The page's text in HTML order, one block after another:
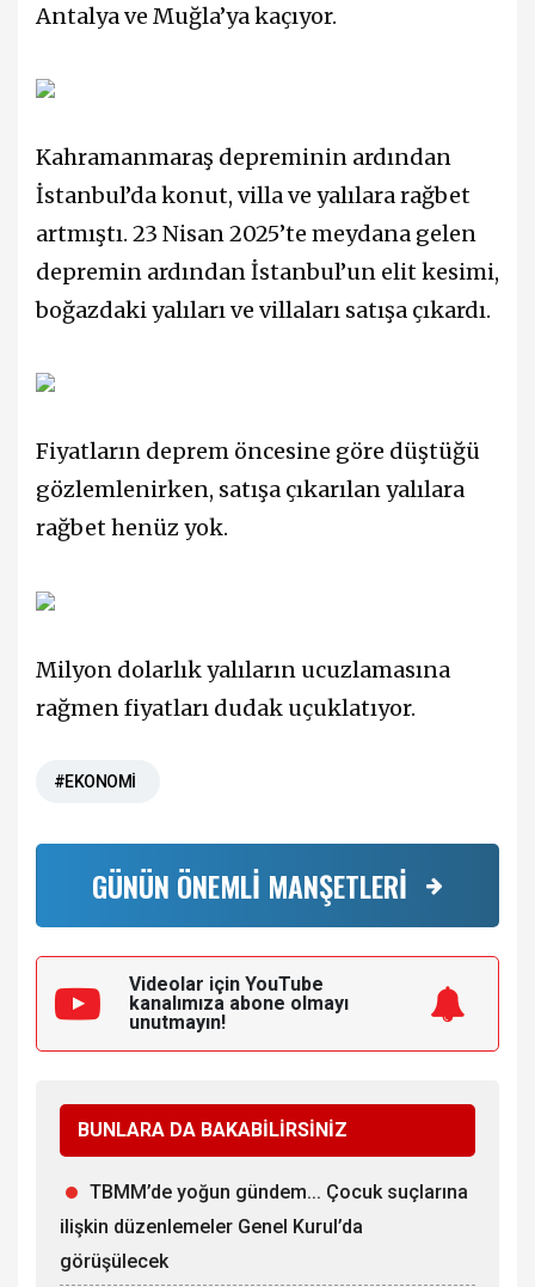
Antalya ve Muğla’ya kaçıyor.
Kahramanmaraş depreminin ardından
İstanbul’da konut, villa ve yalılara rağbet
artmıştı. 23 Nisan 2025’te meydana gelen
depremin ardından İstanbul’un elit kesimi,
boğazdaki yalıları ve villaları satışa çıkardı.
Fiyatların deprem öncesine göre düştüğü
gözlemlenirken, satışa çıkarılan yalılara
rağbet henüz yok.
Milyon dolarlık yalıların ucuzlamasına
rağmen fiyatları dudak uçuklatıyor.
#EKONOMİ
GÜNÜN ÖNEMLİ MANŞETLERİ
Videolar için YouTube
kanalımıza abone olmayı
unutmayın!
BUNLARA DA BAKABİLİRSİNİZ
TBMM’de yoğun gündem... Çocuk suçlarına
ilişkin düzenlemeler Genel Kurul’da
görüşülecek